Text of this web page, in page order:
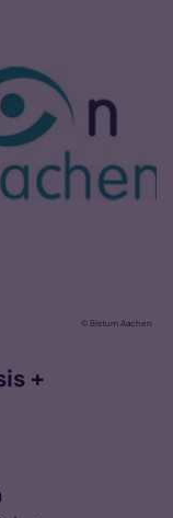
© Bistum Aachen
+